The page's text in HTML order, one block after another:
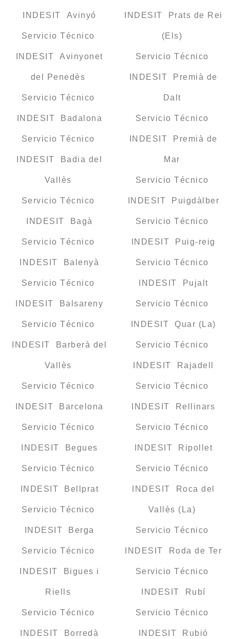
INDESIT Avinyó
Servicio Técnico
INDESIT Avinyonet
del Penedès
Servicio Técnico
INDESIT Badalona
Servicio Técnico
INDESIT Badia del
Vallès
Servicio Técnico
INDESIT Bagà
Servicio Técnico
INDESIT Balenyà
Servicio Técnico
INDESIT Balsareny
Servicio Técnico
INDESIT Barberà del
Vallès
Servicio Técnico
INDESIT Barcelona
Servicio Técnico
INDESIT Begues
Servicio Técnico
INDESIT Bellprat
Servicio Técnico
INDESIT Berga
Servicio Técnico
INDESIT Bigues i
Riells
Servicio Técnico
INDESIT Borredà
INDESIT Prats de Rei
(Els)
Servicio Técnico
INDESIT Premià de
Dalt
Servicio Técnico
INDESIT Premià de
Mar
Servicio Técnico
INDESIT Puigdàlber
Servicio Técnico
INDESIT Puig-reig
Servicio Técnico
INDESIT Pujalt
Servicio Técnico
INDESIT Quar (La)
Servicio Técnico
INDESIT Rajadell
Servicio Técnico
INDESIT Rellinars
Servicio Técnico
INDESIT Ripollet
Servicio Técnico
INDESIT Roca del
Vallès (La)
Servicio Técnico
INDESIT Roda de Ter
Servicio Técnico
INDESIT Rubí
Servicio Técnico
INDESIT Rubió